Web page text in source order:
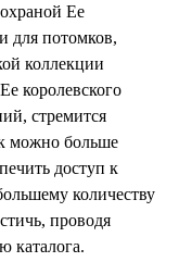
Ее
для потомков,
коллекции
королевского
стремится
можно больше
доступ к
количеству
проводя
каталога.